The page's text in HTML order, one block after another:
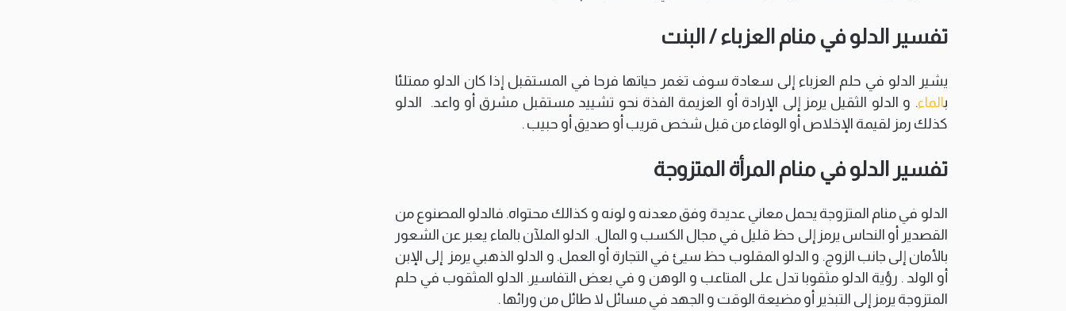
تفسير الدلو في منام العزباء / البنت
يشير الدلو في حلم العزباء إلى سعادة سوف تغمر حياتها فرحا في المستقبل إذا كان الدلو ممتلئا
بالماء. و الدلو الثقيل يرمز إلى الإرادة أو العزيمة الفذة نحو تشييد مستقبل مشرق أو واعد. الدلو
كذلك رمز لقيمة الإخلاص أو الوفاء من قبل شخص قريب أو صديق أو حبيب .
تفسير الدلو في منام المرأة المتزوجة
الدلو في منام المتزوجة يحمل معاني عديدة وفق معدنه و لونه و كذالك محتواه. فالدلو المصنوع من
القصدير أو النحاس يرمز إلى حظ قليل في مجال الكسب و المال. الدلو الملآن بالماء يعبر عن الشعور
بالأمان إلى جانب الزوج. و الدلو المقلوب حظ سيئ في التجارة أو العمل. و الدلو الذهبي يرمز إلى الإبن
أو الولد . رؤية الدلو مثقوبا تدل على المتاعب و الوهن و في بعض التفاسير. الدلو المثقوب في حلم
المتزوجة يرمز إلى التبذير أو مضيعة الوقت و الجهد في مسائل لا طائل من ورائها .